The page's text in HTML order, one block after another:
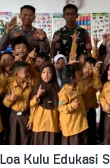
Kulu Edukasi